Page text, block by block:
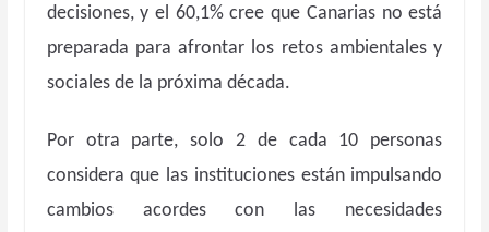
decisiones, y el 60,1% cree que Canarias no está
preparada para afrontar los retos ambientales y
sociales de la próxima década.
Por otra parte, solo 2 de cada 10 personas
considera que las instituciones están impulsando
cambios acordes con las necesidades